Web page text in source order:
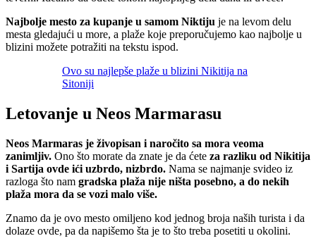
Najbolje mesto za kupanje u samom Niktiju je na levom delu
mesta gledajući u more, a plaže koje preporučujemo kao najbolje u
blizini možete potražiti na tekstu ispod.
Ovo su najlepše plaže u blizini Nikitija na
Sitoniji
Letovanje u Neos Marmarasu
Neos Marmaras je živopisan i naročito sa mora veoma
zanimljiv. Ono što morate da znate je da ćete za razliku od Nikitija
i Sartija ovde ići uzbrdo, nizbrdo. Nama se najmanje svideo iz
razloga što nam gradska plaža nije ništa posebno, a do nekih
plaža mora da se vozi malo više.
Znamo da je ovo mesto omiljeno kod jednog broja naših turista i da
dolaze ovde, pa da napišemo šta je to što treba posetiti u okolini.